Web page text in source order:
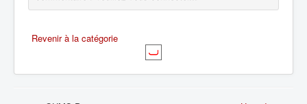
Revenir à la catégorie